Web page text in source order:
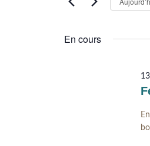
MAI
2025
ÉVÈNEMENTS
Évènements
En cours